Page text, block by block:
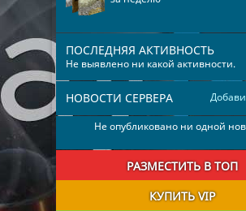
ПОСЛЕДНЯЯ АКТИВНОСТЬ
Не выявлено ни какой активности.
НОВОСТИ СЕРВЕРА
Не опубликовано ни одной
РАЗМЕСТИТЬ В ТОП
КУПИТЬ VIP